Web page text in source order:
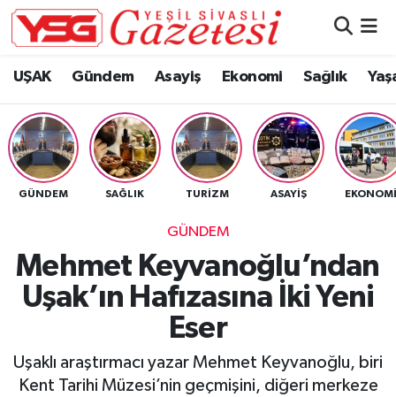
UŞAK Gündem Asayiş Ekonomi Sağlık
GÜNDEM SAĞLIK TURIZM ASAYIŞ EKONOMI
GÜNDEM
Mehmet Keyvanoğlu’ndan
Uşak’ın Hafızasına İki Yeni
Eser
Uşaklı araştırmacı yazar Mehmet Keyvanoğlu, biri
Kent Tarihi Müzesi’nin geçmişini, diğeri merkeze
Hava Durumu
Namaz Vakitleri
Trafik Durumu
Tüm Manşetler
Son Dakika Haberleri
Haber Arşivi